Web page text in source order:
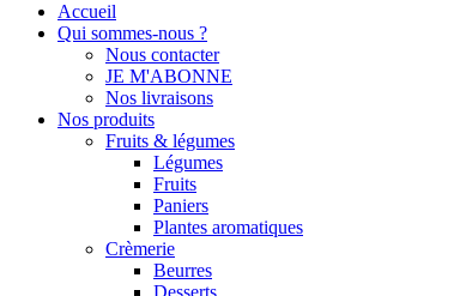
Accueil
Qui sommes-nous ?
Nous contacter
JE M'ABONNE
Nos livraisons
Nos produits
Fruits & légumes
Légumes
Fruits
Paniers
Plantes aromatiques
Crèmerie
Beurres
Desserts